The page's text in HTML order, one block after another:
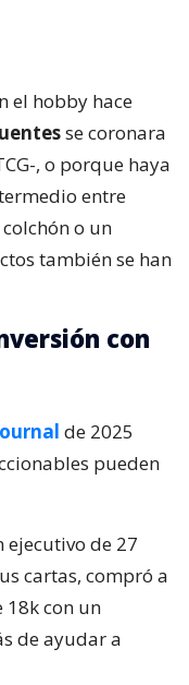
el hobby hace
se coronara
, o porque haya
entre
o un
también se han
con
de 2025
pueden
ejecutivo de 27
cartas, compró a
con un
de ayudar a